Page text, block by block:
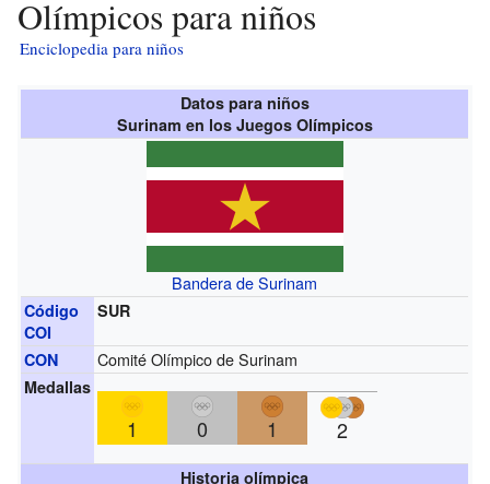
Olímpicos para niños
Enciclopedia para niños
Datos para niños
Surinam en los Juegos Olímpicos
Bandera de Surinam
Código
COI
SUR
CON Comité Olímpico de Surinam
Medallas
1 0 1 2
Historia olímpica